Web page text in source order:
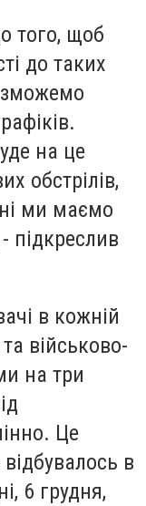
того, щоб
до таких
зможемо
на це
обстрілів,
ми маємо
підкреслив
в кожній
військово-
на три
Це
в
6 грудня,